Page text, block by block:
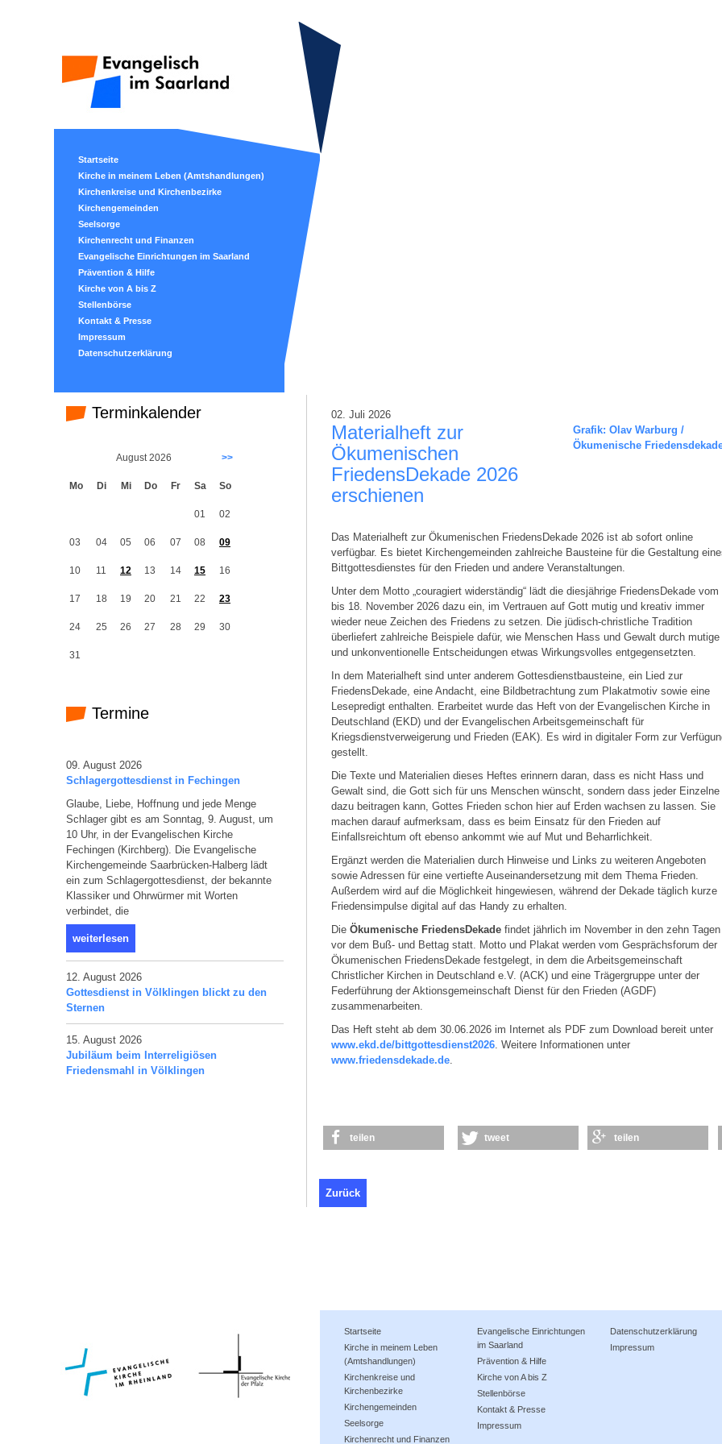
Startseite
Kirche in meinem Leben (Amtshandlungen)
Kirchenkreise und Kirchenbezirke
Kirchengemeinden
Seelsorge
Kirchenrecht und Finanzen
Evangelische Einrichtungen im Saarland
Prävention & Hilfe
Kirche von A bis Z
Stellenbörse
Kontakt & Presse
Impressum
Datenschutzerklärung
Terminkalender
August 2026 >>
Mo Di Mi Do Fr Sa So
01 02
03 04 05 06 07 08 09
10 11 12 13 14 15 16
17 18 19 20 21 22 23
24 25 26 27 28 29 30
31
Termine
09. August 2026
Schlagergottesdienst in Fechingen
Glaube, Liebe, Hoffnung und jede Menge
Schlager gibt es am Sonntag, 9. August, um
10 Uhr, in der Evangelischen Kirche
Fechingen (Kirchberg). Die Evangelische
Kirchengemeinde Saarbrücken-Halberg lädt
ein zum Schlagergottesdienst, der bekannte
Klassiker und Ohrwürmer mit Worten
verbindet, die
weiterlesen
12. August 2026
Gottesdienst in Völklingen blickt zu den
Sternen
15. August 2026
Jubiläum beim Interreligiösen
Friedensmahl in Völklingen
Grafik: Olav Warburg /
Ökumenische
02. Juli 2026
Materialheft zur
Ökumenischen
FriedensDekade 2026
erschienen
Das Materialheft zur Ökumenischen FriedensDekade 2026 ist ab sofort online
verfügbar. Es bietet Kirchengemeinden zahlreiche Bausteine für die Gestaltung
Bittgottesdienstes für den Frieden und andere Veranstaltungen.
Unter dem Motto „couragiert widerständig“ lädt die diesjährige FriedensDekade vom
bis 18. November 2026 dazu ein, im Vertrauen auf Gott mutig und kreativ immer
wieder neue Zeichen des Friedens zu setzen. Die jüdisch-christliche Tradition
überliefert zahlreiche Beispiele dafür, wie Menschen Hass und Gewalt durch mutige
und unkonventionelle Entscheidungen etwas Wirkungsvolles entgegensetzten.
In dem Materialheft sind unter anderem Gottesdienstbausteine, ein Lied zur
FriedensDekade, eine Andacht, eine Bildbetrachtung zum Plakatmotiv sowie eine
Lesepredigt enthalten. Erarbeitet wurde das Heft von der Evangelischen Kirche in
Deutschland (EKD) und der Evangelischen Arbeitsgemeinschaft für
Kriegsdienstverweigerung und Frieden (EAK). Es wird in digitaler Form zur
gestellt.
Die Texte und Materialien dieses Heftes erinnern daran, dass es nicht Hass und
Gewalt sind, die Gott sich für uns Menschen wünscht, sondern dass jeder Einzelne
dazu beitragen kann, Gottes Frieden schon hier auf Erden wachsen zu lassen. Sie
machen darauf aufmerksam, dass es beim Einsatz für den Frieden auf
Einfallsreichtum oft ebenso ankommt wie auf Mut und Beharrlichkeit.
Ergänzt werden die Materialien durch Hinweise und Links zu weiteren Angeboten
sowie Adressen für eine vertiefte Auseinandersetzung mit dem Thema Frieden.
Außerdem wird auf die Möglichkeit hingewiesen, während der Dekade täglich kurze
Friedensimpulse digital auf das Handy zu erhalten.
Die Ökumenische FriedensDekade findet jährlich im November in den zehn Tagen
vor dem Buß- und Bettag statt. Motto und Plakat werden vom Gesprächsforum der
Ökumenischen FriedensDekade festgelegt, in dem die Arbeitsgemeinschaft
Christlicher Kirchen in Deutschland e.V. (ACK) und eine Trägergruppe unter der
Federführung der Aktionsgemeinschaft Dienst für den Frieden (AGDF)
zusammenarbeiten.
Das Heft steht ab dem 30.06.2026 im Internet als PDF zum Download bereit unter
www.ekd.de/bittgottesdienst2026. Weitere Informationen unter
www.friedensdekade.de.
teilen tweet teilen
Zurück
Startseite
Kirche in meinem Leben
(Amtshandlungen)
Kirchenkreise und
Kirchenbezirke
Kirchengemeinden
Seelsorge
Kirchenrecht und Finanzen
Evangelische Einrichtungen
im Saarland
Prävention & Hilfe
Kirche von A bis Z
Stellenbörse
Kontakt & Presse
Impressum
Datenschutzerklärung
Impressum